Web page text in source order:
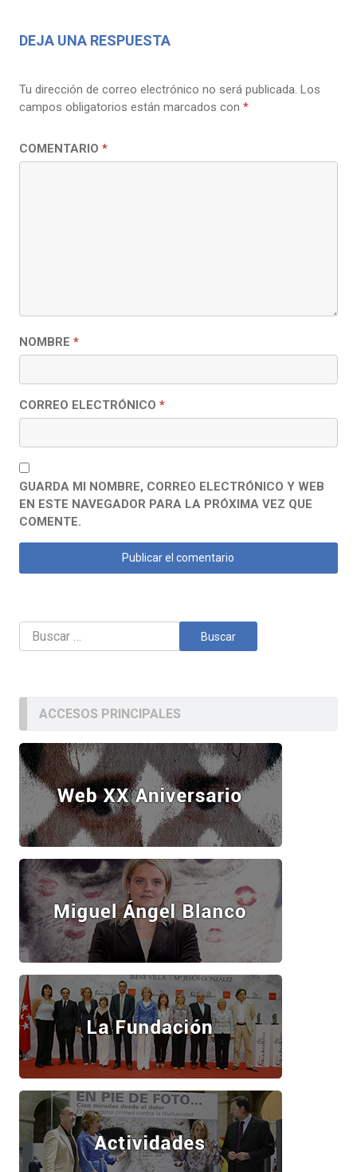
DEJA UNA RESPUESTA
Tu dirección de correo electrónico no será publicada. Los
campos obligatorios están marcados con *
COMENTARIO *
NOMBRE *
CORREO ELECTRÓNICO *
GUARDA MI NOMBRE, CORREO ELECTRÓNICO Y WEB
EN ESTE NAVEGADOR PARA LA PRÓXIMA VEZ QUE
COMENTE.
Buscar:
ACCESOS PRINCIPALES